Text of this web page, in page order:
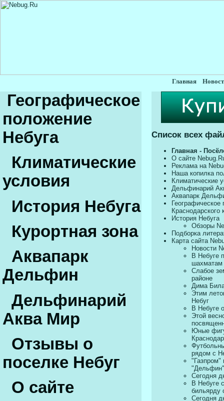
Главная
Географическое
положение
Небуга
Климатические
условия
История Небуга
Курортная зона
Аквапарк
Дельфин
Дельфинарий
Аква Мир
Отзывы о
поселке Небуг
О сайте
Список всех
Главная -
О сайте
Реклама на
Наша копилка
Климатические
Дельфинарий
Аквапарк
Географическое
Краснодарского
История Небуга
Обзоры
Подборка
Карта сайта
Новости
В Небуге
шахматам
Слабое
районе
Дима
Этим
Небуг
В Небуге
Этой
Юные
рядом с
"Газпром"
Сегодня
В Небуге
бильярду
Сегодня